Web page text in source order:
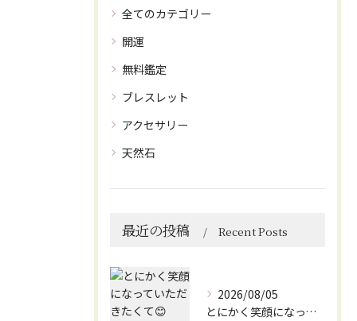
全てのカテゴリー
開運
無料鑑定
ブレスレット
アクセサリー
天然石
最近の投稿 Recent Posts
2026/08/05
とにかく笑顔になっていただきたくて😊